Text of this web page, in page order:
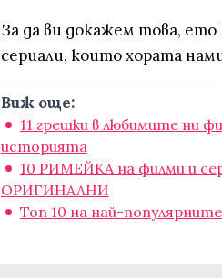
За да ви докажем това,
сериали, които хората
Виж още:
11 грешки в любимите ни
историята
10 РИМЕЙКА на филми и
ОРИГИНАЛНИ
Топ 10 на най-